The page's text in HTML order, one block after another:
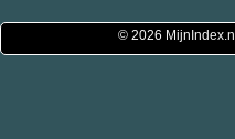
© 2026 MijnIndex.nl